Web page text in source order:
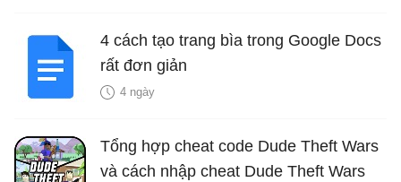
4 cách tạo trang bìa trong Google Docs
rất đơn giản
4 ngày
Tổng hợp cheat code Dude Theft Wars
và cách nhập cheat Dude Theft Wars